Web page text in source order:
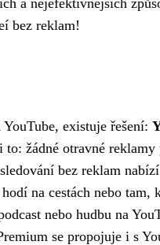
a nejefektivnějších
bez reklam!
existuje řešení:
žádné otravné
bez reklam
na cestách nebo tam,
nebo hudbu na
se propojuje i s